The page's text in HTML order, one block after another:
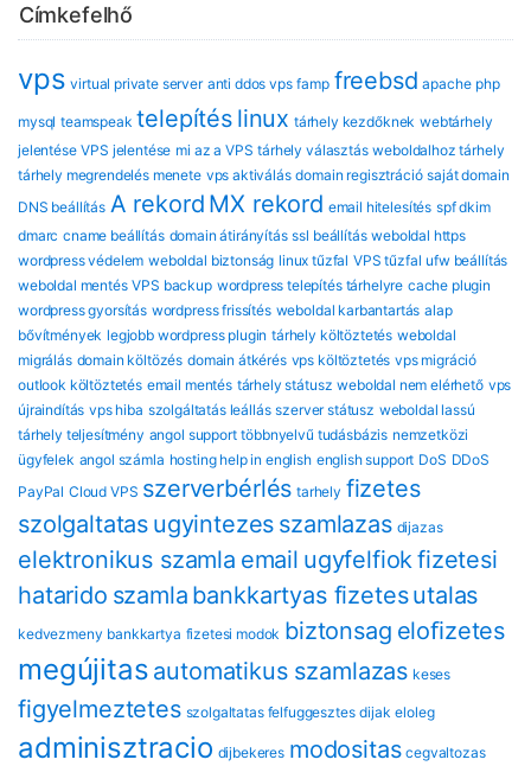
Címkefelhő
vps virtual private server anti ddos vps famp freebsd apache php
mysql teamspeak telepítés linux tárhely kezdőknek webtárhely
jelentése VPS jelentése mi az a VPS tárhely választás weboldalhoz tárhely
tárhely megrendelés menete vps aktiválás domain regisztráció saját domain
DNS beállítás A rekord MX rekord email hitelesítés spf dkim
dmarc cname beállítás domain átirányítás ssl beállítás weboldal https
wordpress védelem weboldal biztonság linux tűzfal VPS tűzfal ufw beállítás
weboldal mentés VPS backup wordpress telepítés tárhelyre cache plugin
wordpress gyorsítás wordpress frissítés weboldal karbantartás alap
bővítmények legjobb wordpress plugin tárhely költöztetés weboldal
migrálás domain költözés domain átkérés vps költöztetés vps migráció
outlook költöztetés email mentés tárhely státusz weboldal nem elérhető vps
újraindítás vps hiba szolgáltatás leállás szerver státusz weboldal lassú
tárhely teljesítmény angol support többnyelvű tudásbázis nemzetközi
ügyfelek angol számla hosting help in english english support DoS DDoS
PayPal Cloud VPS szerverbérlés tarhely fizetes
szolgaltatas ugyintezes szamlazas dijazas
elektronikus szamla email ugyfelfiok fizetesi
hatarido szamla bankkartyas fizetesutalas
kedvezmeny bankkartya fizetesi modok biztonsag eloﬁzetes
megújitas automatikus szamlazas keses
figyelmeztetes szolgaltatas felfuggesztes dijak eloleg
adminisztracio dijbekeres modositas cegvaltozas